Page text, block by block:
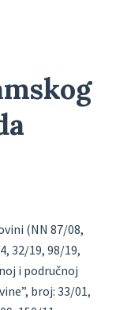
(NN 87/08,
32/19, 98/19,
i područnoj
broj: 33/01,